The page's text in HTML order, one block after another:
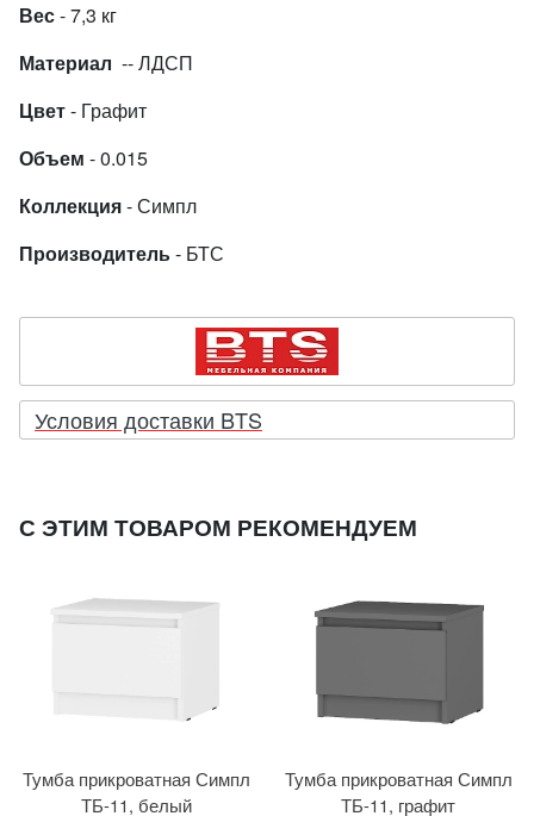
Вес- 7,3 кг
Материал -- ЛДСП
Цвет- Графит
Объем - 0.015
Коллекция- Симпл
Производитель- БТС
Условия доставки BTS
С ЭТИМ ТОВАРОМ РЕКОМЕНДУЕМ
Тумба прикроватная Симпл
ТБ-11, белый
Тумба прикроватная Симпл
ТБ-11, графит